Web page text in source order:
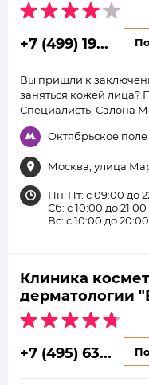
+7 (499) 19...
Вы пришли к
заняться кожей лица?
Специалисты Салона
Октябрьское поле
Москва, улица
Пн-Пт: с 09:00 до
Сб: с 10:00 до 21:00
Вс: с 10:00 до 20:00
Клиника
дерматологии
+7 (495) 63...